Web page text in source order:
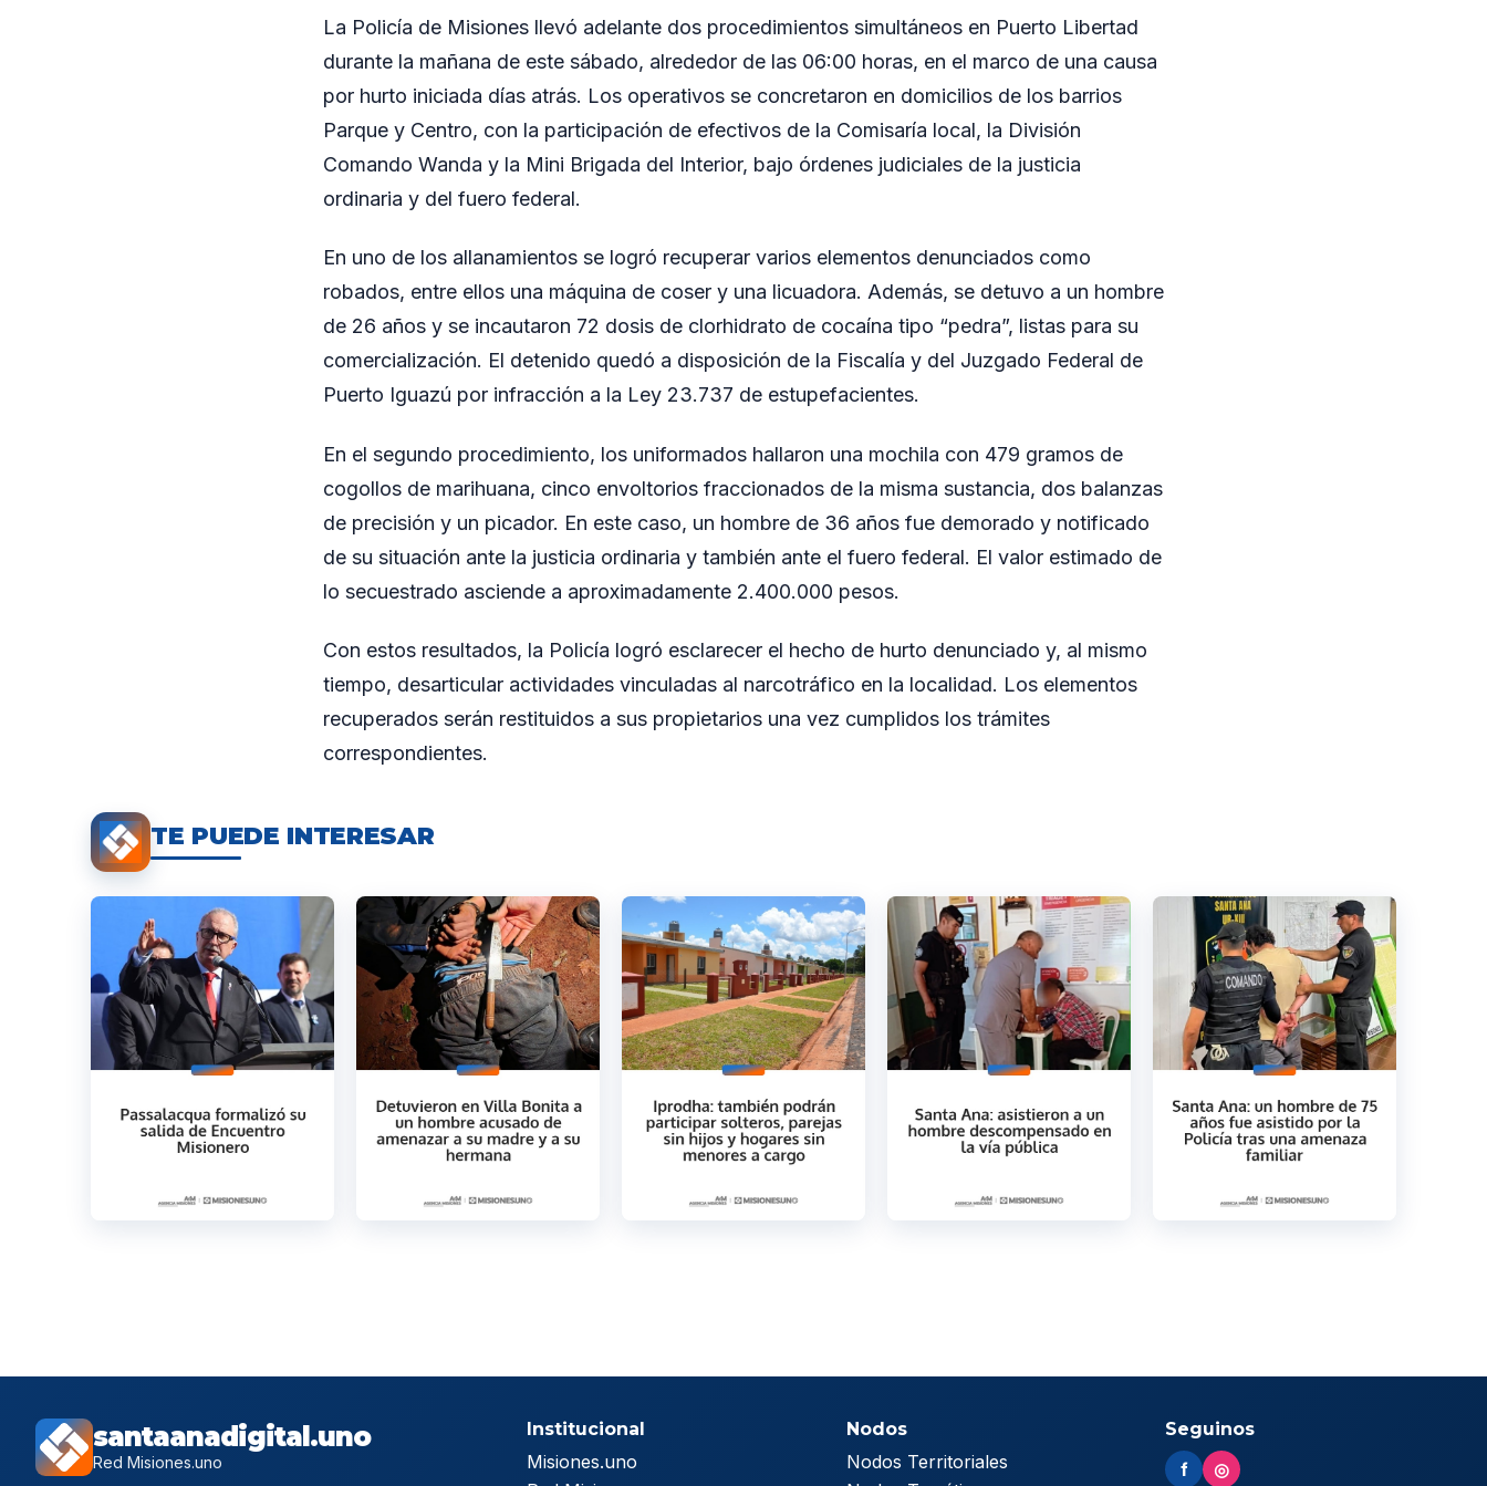
La Policía de Misiones llevó adelante dos procedimientos simultáneos en Puerto Libertad
durante la mañana de este sábado, alrededor de las 06:00 horas, en el marco de una causa
por hurto iniciada días atrás. Los operativos se concretaron en domicilios de los barrios
Parque y Centro, con la participación de efectivos de la Comisaría local, la División
Comando Wanda y la Mini Brigada del Interior, bajo órdenes judiciales de la justicia
ordinaria y del fuero federal.
En uno de los allanamientos se logró recuperar varios elementos denunciados como
robados, entre ellos una máquina de coser y una licuadora. Además, se detuvo a un hombre
de 26 años y se incautaron 72 dosis de clorhidrato de cocaína tipo “pedra”, listas para su
comercialización. El detenido quedó a disposición de la Fiscalía y del Juzgado Federal de
Puerto Iguazú por infracción a la Ley 23.737 de estupefacientes.
En el segundo procedimiento, los uniformados hallaron una mochila con 479 gramos de
cogollos de marihuana, cinco envoltorios fraccionados de la misma sustancia, dos balanzas
de precisión y un picador. En este caso, un hombre de 36 años fue demorado y notificado
de su situación ante la justicia ordinaria y también ante el fuero federal. El valor estimado de
lo secuestrado asciende a aproximadamente 2.400.000 pesos.
Con estos resultados, la Policía logró esclarecer el hecho de hurto denunciado y, al mismo
tiempo, desarticular actividades vinculadas al narcotráfico en la localidad. Los elementos
recuperados serán restituidos a sus propietarios una vez cumplidos los trámites
correspondientes.
TE PUEDE INTERESAR
santaanadigital.uno
Red Misiones.uno
Institucional
Misiones.uno
Nodos
Nodos Territoriales
Seguinos
f ◎